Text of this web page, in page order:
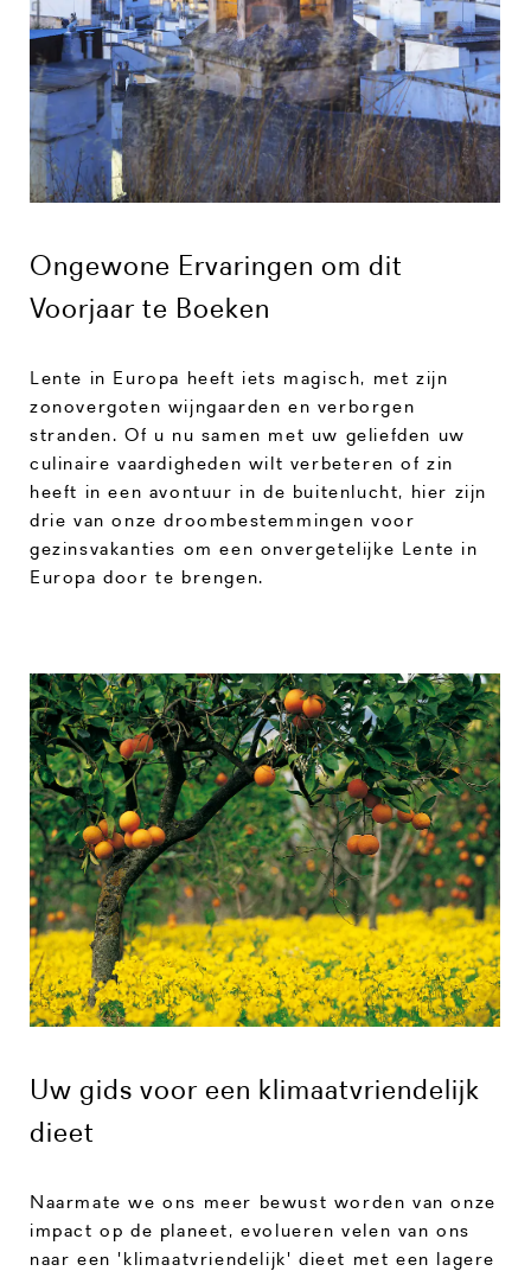
Ongewone Ervaringen om dit
Voorjaar te Boeken
Lente in Europa heeft iets magisch, met zijn
zonovergoten wijngaarden en verborgen
stranden. Of u nu samen met uw geliefden uw
culinaire vaardigheden wilt verbeteren of zin
heeft in een avontuur in de buitenlucht, hier zijn
drie van onze droombestemmingen voor
gezinsvakanties om een onvergetelijke Lente in
Europa door te brengen.
Uw gids voor een klimaatvriendelijk
dieet
Naarmate we ons meer bewust worden van onze
impact op de planeet, evolueren velen van ons
naar een 'klimaatvriendelijk' dieet met een lagere